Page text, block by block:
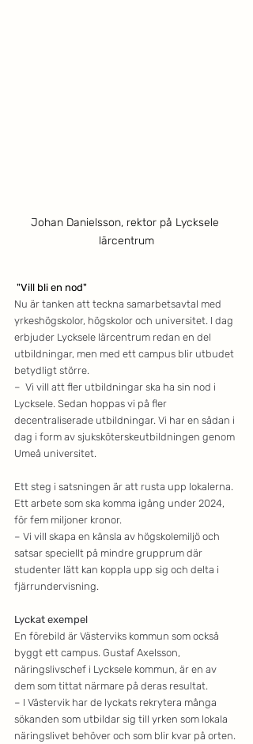
Johan Danielsson, rektor på Lycksele
lärcentrum
"Vill bli en nod"
Nu är tanken att teckna samarbetsavtal med
yrkeshögskolor, högskolor och universitet. I dag
erbjuder Lycksele lärcentrum redan en del
utbildningar, men med ett campus blir utbudet
betydligt större.
–  Vi vill att fler utbildningar ska ha sin nod i
Lycksele. Sedan hoppas vi på fler
decentraliserade utbildningar. Vi har en sådan i
dag i form av sjuksköterskeutbildningen genom
Umeå universitet.
Ett steg i satsningen är att rusta upp lokalerna.
Ett arbete som ska komma igång under 2024,
för fem miljoner kronor.
– Vi vill skapa en känsla av högskolemiljö och
satsar speciellt på mindre grupprum där
studenter lätt kan koppla upp sig och delta i
fjärrundervisning.
Lyckat exempel
En förebild är Västerviks kommun som också
byggt ett campus. Gustaf Axelsson,
näringslivschef i Lycksele kommun, är en av
dem som tittat närmare på deras resultat.
– I Västervik har de lyckats rekrytera många
sökanden som utbildar sig till yrken som lokala
näringslivet behöver och som blir kvar på orten.